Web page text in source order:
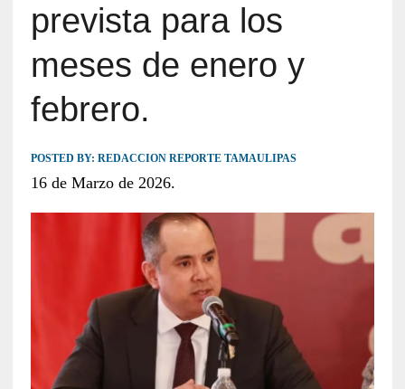
prevista para los
meses de enero y
febrero.
POSTED BY: REDACCION REPORTE TAMAULIPAS
16 de Marzo de 2026.